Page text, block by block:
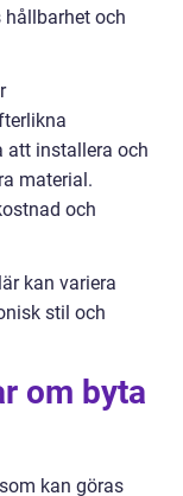
hållbarhet och
att installera och
material.
och
kan variera
stil och
om byta
kan göras